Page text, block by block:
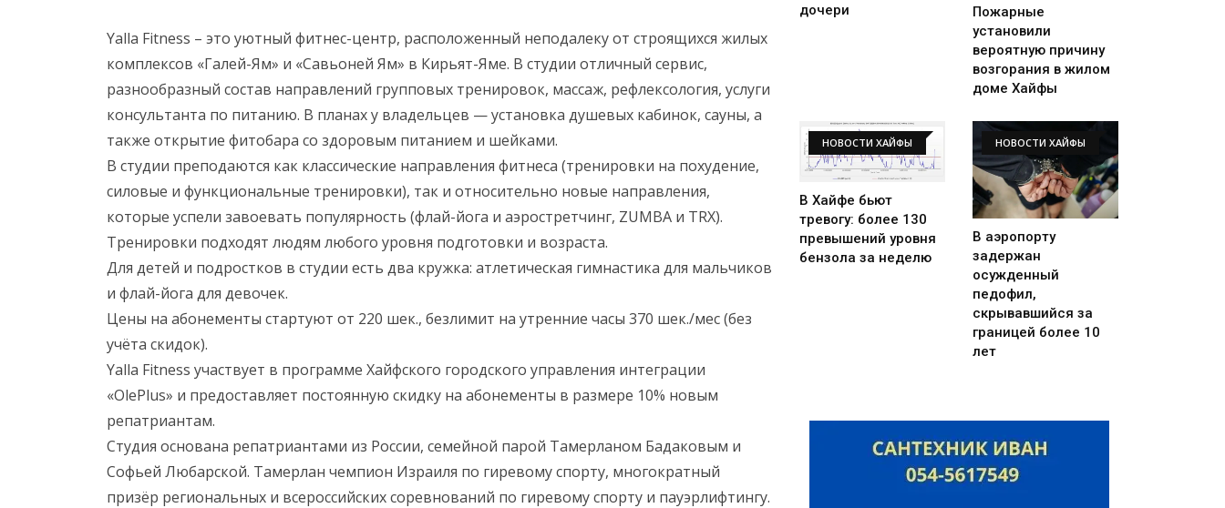
Yalla Fitness – это уютный фитнес-центр, расположенный неподалеку от строящихся жилых
комплексов «Галей-Ям» и «Савьоней Ям» в Кирьят-Яме. В студии отличный сервис,
разнообразный состав направлений групповых тренировок, массаж, рефлексология, услуги
консультанта по питанию. В планах у владельцев — установка душевых кабинок, сауны, а
также открытие фитобара со здоровым питанием и шейками.
В студии преподаются как классические направления фитнеса (тренировки на похудение,
силовые и функциональные тренировки), так и относительно новые направления,
которые успели завоевать популярность (флай-йога и аэростретчинг, ZUMBA и TRX).
Тренировки подходят людям любого уровня подготовки и возраста.
Для детей и подростков в студии есть два кружка: атлетическая гимнастика для мальчиков
и флай-йога для девочек.
Цены на абонементы стартуют от 220 шек., безлимит на утренние часы 370 шек./мес (без
учёта скидок).
Yalla Fitness участвует в программе Хайфского городского управления интеграции
«OlePlus» и предоставляет постоянную скидку на абонементы в размере 10% новым
репатриантам.
Студия основана репатриантами из России, семейной парой Тамерланом Бадаковым и
Софьей Любарской. Тамерлан чемпион Израиля по гиревому спорту, многократный
призёр региональных и всероссийских соревнований по гиревому спорту и пауэрлифтингу.
дочери
Пожарные
установили
вероятную причину
возгорания в жилом
доме Хайфы
НОВОСТИ ХАЙФЫ
В Хайфе бьют
тревогу: более 130
превышений уровня
бензола за неделю
НОВОСТИ ХАЙФЫ
В аэропорту
задержан
осужденный
педофил,
скрывавшийся за
границей более 10
лет